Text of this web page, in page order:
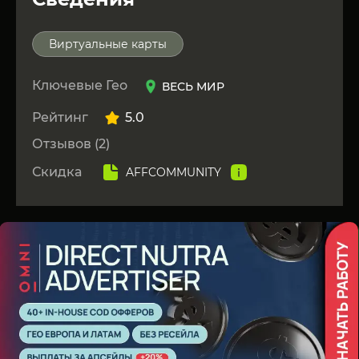
Виртуальные карты
Ключевые Гео ВЕСЬ МИР
Рейтинг
5.0
Отзывов (2)
Скидка
AFFCOMMUNITY